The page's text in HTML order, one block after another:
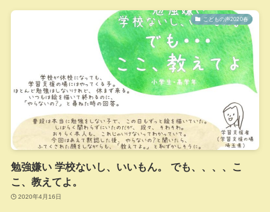
こどもの声2020春
勉強嫌い 学校ないし、いいもん。 でも、、、、こ
こ、教えてよ。
2020年4月16日